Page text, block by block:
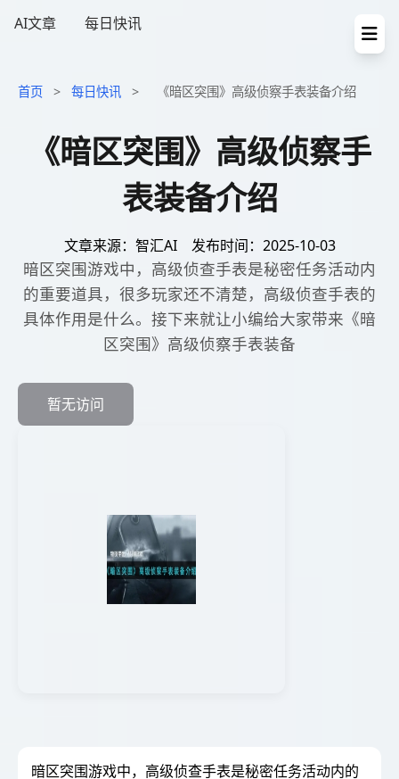
AI文章 每日快讯
首页 > 每日快讯 > 《暗区突围》高级侦察手表装备介绍
《暗区突围》高级侦察手
表装备介绍
文章来源：智汇AI 发布时间：2025-10-03
暗区突围游戏中，高级侦查手表是秘密任务活动内
的重要道具，很多玩家还不清楚，高级侦查手表的
具体作用是什么。接下来就让小编给大家带来《暗
区突围》高级侦察手表装备
暂无访问
暗区突围游戏中，高级侦查手表是秘密任务活动内的